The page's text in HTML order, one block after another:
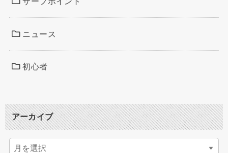
ニュース
初心者
アーカイブ